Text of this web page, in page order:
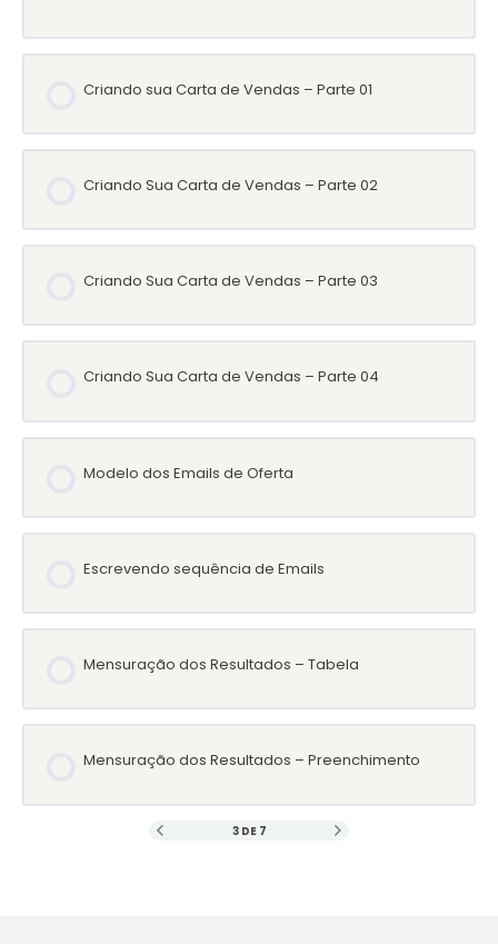
Criando sua Carta de Vendas – Parte 01
Criando Sua Carta de Vendas – Parte 02
Criando Sua Carta de Vendas – Parte 03
Criando Sua Carta de Vendas – Parte 04
Modelo dos Emails de Oferta
Escrevendo sequência de Emails
Mensuração dos Resultados – Tabela
Mensuração dos Resultados – Preenchimento
3 DE 7